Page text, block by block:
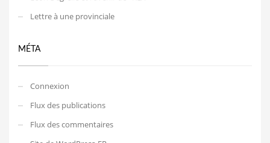
Lettre à une provinciale
MÉTA
Connexion
Flux des publications
Flux des commentaires